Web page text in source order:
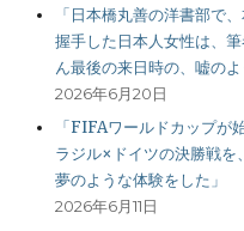
「日本橋丸善の洋書部で
握手した日本人女性は、
ん最後の来日時の、嘘のよ
2026年6月20日
「FIFAワールドカップ
ラジル×ドイツの決勝戦を
夢のような体験をした」
2026年6月11日